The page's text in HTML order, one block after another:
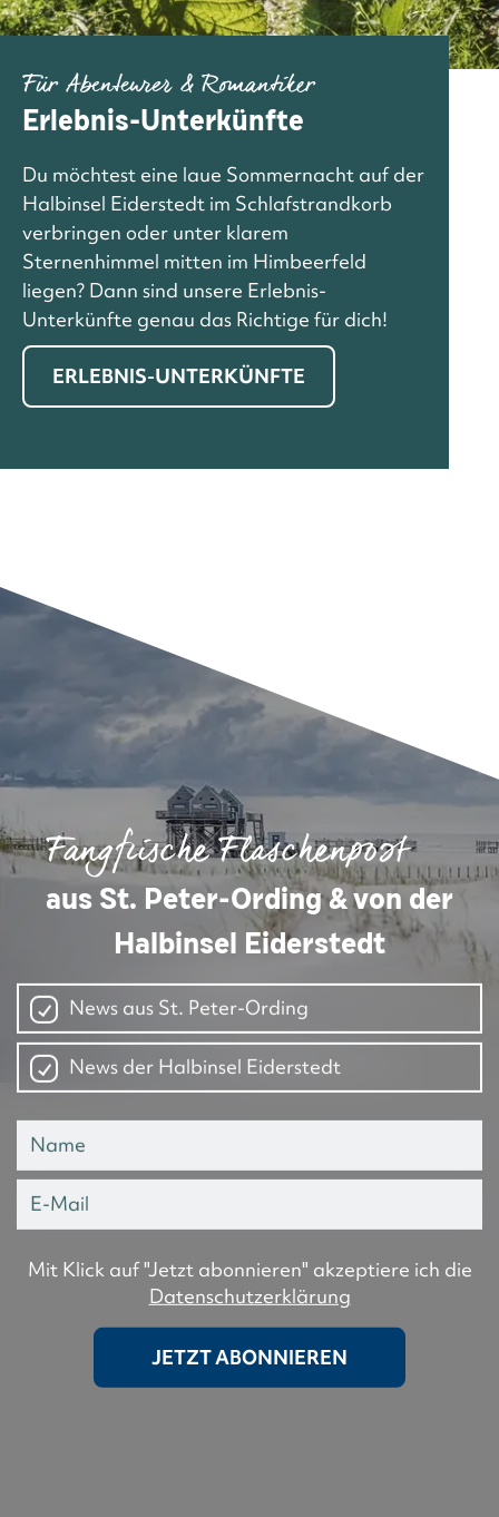
Für Abenteurer & Romantiker
Erlebnis-Unterkünfte
Du möchtest eine laue Sommernacht auf der
Halbinsel Eiderstedt im Schlafstrandkorb
verbringen oder unter klarem
Sternenhimmel mitten im Himbeerfeld
liegen? Dann sind unsere Erlebnis-
Unterkünfte genau das Richtige für dich!
ERLEBNIS-UNTERKÜNFTE
Fangfrische Flaschenpost
aus St. Peter-Ording & von der
Halbinsel Eiderstedt
News aus St. Peter-Ording
News der Halbinsel Eiderstedt
Mit Klick auf "Jetzt abonnieren" akzeptiere ich die
Datenschutzerklärung